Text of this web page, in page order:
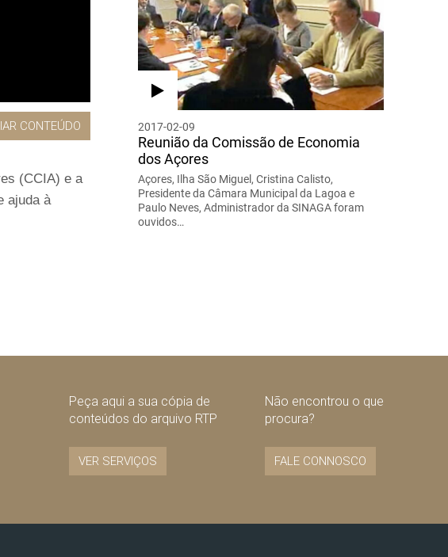
CONTEÚDO
(CCIA) e a
ajuda à
2017-02-09
Reunião da Comissão de Economia
dos Açores
Açores, Ilha São Miguel, Cristina Calisto,
Presidente da Câmara Municipal da Lagoa e
Paulo Neves, Administrador da SINAGA foram
ouvidos…
Peça aqui a sua cópia de
conteúdos do arquivo RTP
VER SERVIÇOS
Não encontrou o que
procura?
FALE CONNOSCO